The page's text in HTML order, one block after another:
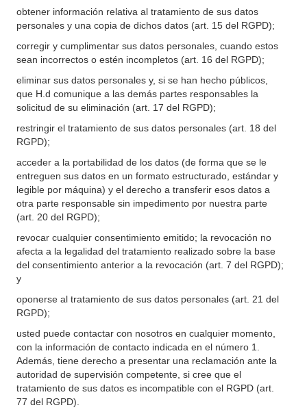
obtener información relativa al tratamiento de sus datos
personales y una copia de dichos datos (art. 15 del RGPD);
corregir y cumplimentar sus datos personales, cuando estos
sean incorrectos o estén incompletos (art. 16 del RGPD);
eliminar sus datos personales y, si se han hecho públicos,
que H.d comunique a las demás partes responsables la
solicitud de su eliminación (art. 17 del RGPD);
restringir el tratamiento de sus datos personales (art. 18 del
RGPD);
acceder a la portabilidad de los datos (de forma que se le
entreguen sus datos en un formato estructurado, estándar y
legible por máquina) y el derecho a transferir esos datos a
otra parte responsable sin impedimento por nuestra parte
(art. 20 del RGPD);
revocar cualquier consentimiento emitido; la revocación no
afecta a la legalidad del tratamiento realizado sobre la base
del consentimiento anterior a la revocación (art. 7 del RGPD);
y
oponerse al tratamiento de sus datos personales (art. 21 del
RGPD);
usted puede contactar con nosotros en cualquier momento,
con la información de contacto indicada en el número 1.
Además, tiene derecho a presentar una reclamación ante la
autoridad de supervisión competente, si cree que el
tratamiento de sus datos es incompatible con el RGPD (art.
77 del RGPD).